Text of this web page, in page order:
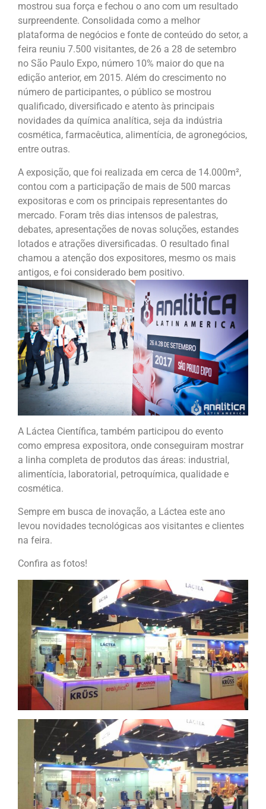
mostrou sua força e fechou o ano com um resultado
surpreendente. Consolidada como a melhor
plataforma de negócios e fonte de conteúdo do setor, a
feira reuniu 7.500 visitantes, de 26 a 28 de setembro
no São Paulo Expo, número 10% maior do que na
edição anterior, em 2015. Além do crescimento no
número de participantes, o público se mostrou
qualificado, diversificado e atento às principais
novidades da química analítica, seja da indústria
cosmética, farmacêutica, alimentícia, de agronegócios,
entre outras.
A exposição, que foi realizada em cerca de 14.000m²,
contou com a participação de mais de 500 marcas
expositoras e com os principais representantes do
mercado. Foram três dias intensos de palestras,
debates, apresentações de novas soluções, estandes
lotados e atrações diversificadas. O resultado final
chamou a atenção dos expositores, mesmo os mais
antigos, e foi considerado bem positivo.
A Láctea Científica, também participou do evento
como empresa expositora, onde conseguiram mostrar
a linha completa de produtos das áreas: industrial,
alimentícia, laboratorial, petroquímica, qualidade e
cosmética.
Sempre em busca de inovação, a Láctea este ano
levou novidades tecnológicas aos visitantes e clientes
na feira.
Confira as fotos!